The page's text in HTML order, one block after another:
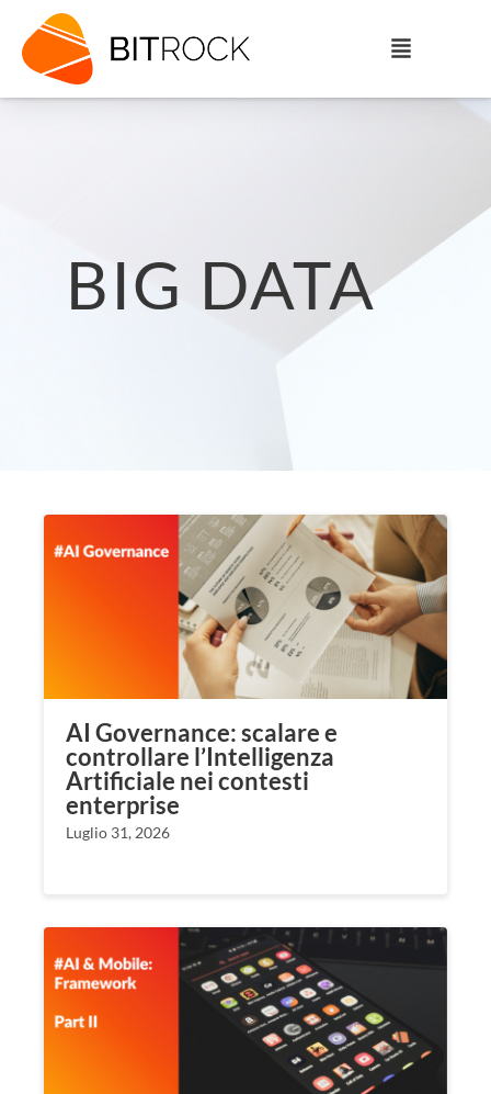
BIG DATA
AI Governance: scalare e
controllare l’Intelligenza
Artificiale nei contesti
enterprise
Luglio 31, 2026